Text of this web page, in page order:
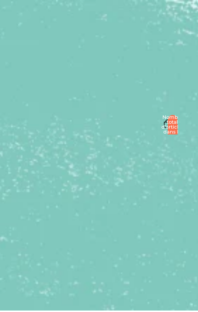
Compte
Autres options de connexion
Commandes
Profil
Nombre
total
d’articles
dans le